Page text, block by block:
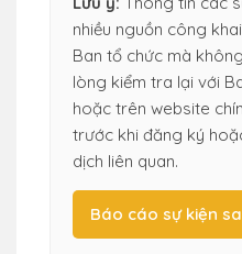
nhiều nguồn công
Ban tổ chức mà
lòng kiểm tra lại với
hoặc trên website
trước khi đăng ký
dịch liên quan.
Báo cáo sự kiện